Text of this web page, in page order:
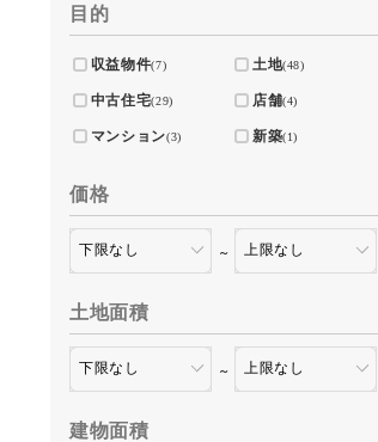
目的
収益物件(7) 土地(48)
中古住宅(29) 店舗(4)
マンション(3) 新築(1)
価格
～
土地面積
～
建物面積